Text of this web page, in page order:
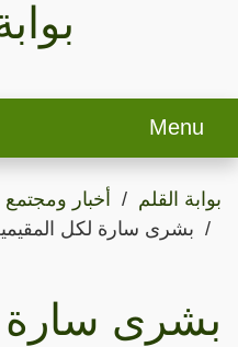
Menu
بوابة القلم
أخبار ومجتمع
بشرى سارة لكل
بشرى سارة